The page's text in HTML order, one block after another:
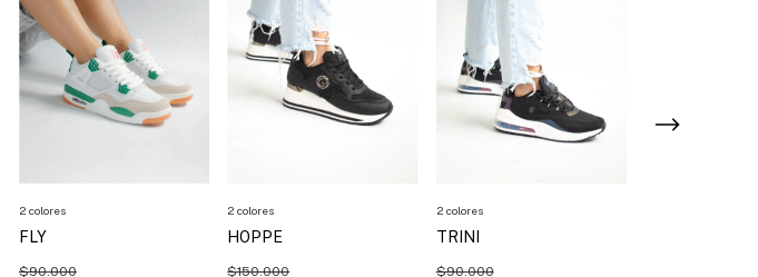
FLY
$90.000
2 colores
HOPPE
$150.000
2 colores
TRINI
$90.000
2 colores